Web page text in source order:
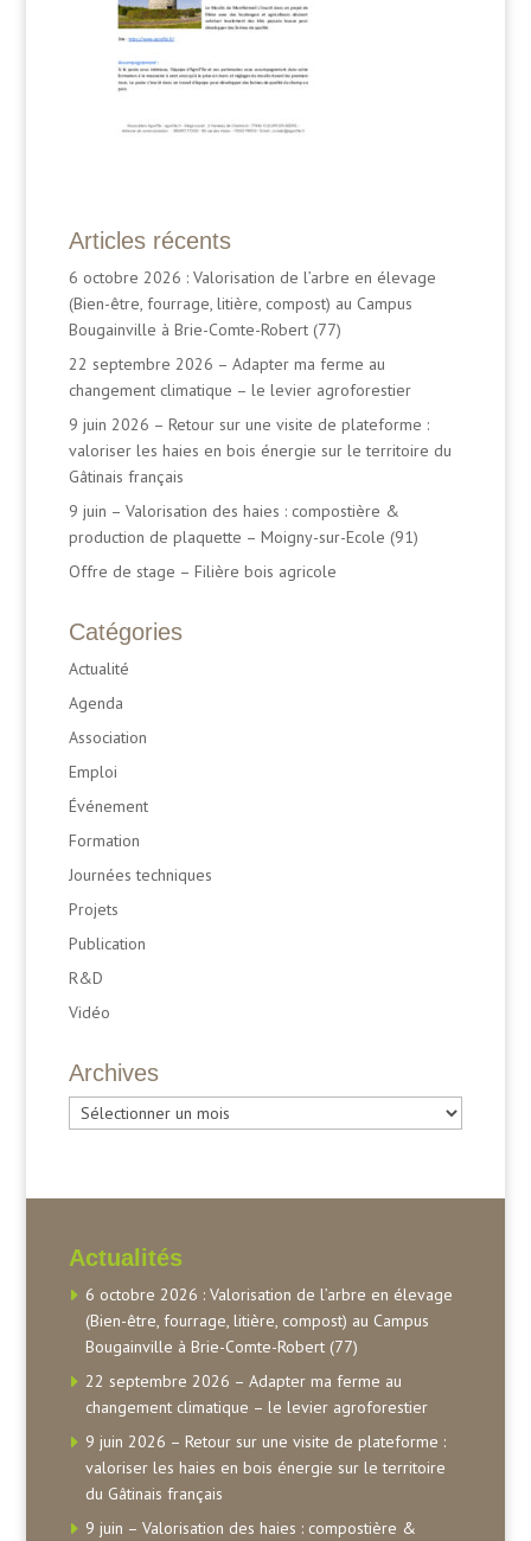
Articles récents
6 octobre 2026 : Valorisation de l’arbre en élevage
(Bien-être, fourrage, litière, compost) au Campus
Bougainville à Brie-Comte-Robert (77)
22 septembre 2026 – Adapter ma ferme au
changement climatique – le levier agroforestier
9 juin 2026 – Retour sur une visite de plateforme :
valoriser les haies en bois énergie sur le territoire du
Gâtinais français
9 juin – Valorisation des haies : compostière &
production de plaquette – Moigny-sur-Ecole (91)
Offre de stage – Filière bois agricole
Catégories
Actualité
Agenda
Association
Emploi
Événement
Formation
Journées techniques
Projets
Publication
R&D
Vidéo
Archives
Archives
Actualités
6 octobre 2026 : Valorisation de l’arbre en élevage
(Bien-être, fourrage, litière, compost) au Campus
Bougainville à Brie-Comte-Robert (77)
22 septembre 2026 – Adapter ma ferme au
changement climatique – le levier agroforestier
9 juin 2026 – Retour sur une visite de plateforme :
valoriser les haies en bois énergie sur le territoire
du Gâtinais français
9 juin – Valorisation des haies : compostière &